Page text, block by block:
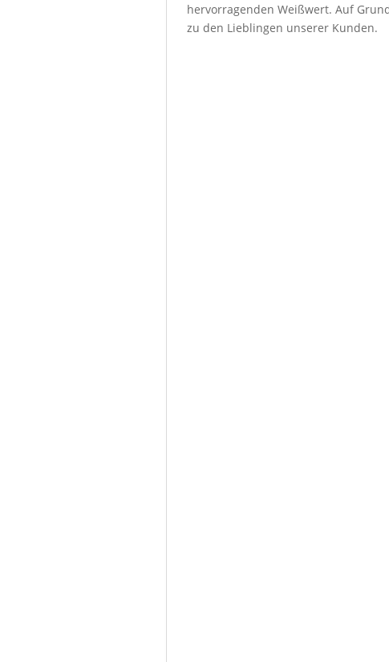
hervorragenden Weißwert. Auf
zu den Lieblingen unserer Kunden.